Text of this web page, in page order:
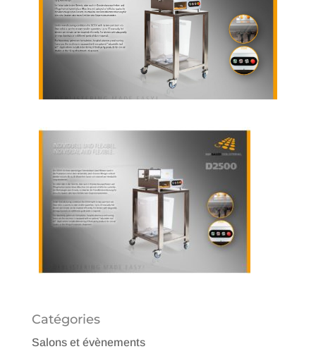
Catégories
Salons et évènements